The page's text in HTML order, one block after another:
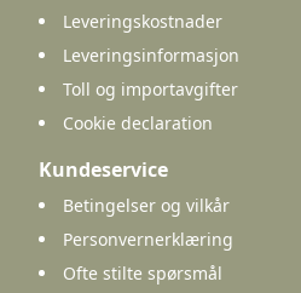
Leveringskostnader
Leveringsinformasjon
Toll og importavgifter
Cookie declaration
Kundeservice
Betingelser og vilkår
Personvernerklæring
Ofte stilte spørsmål